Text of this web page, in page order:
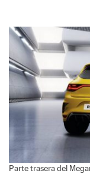
Parte trasera del